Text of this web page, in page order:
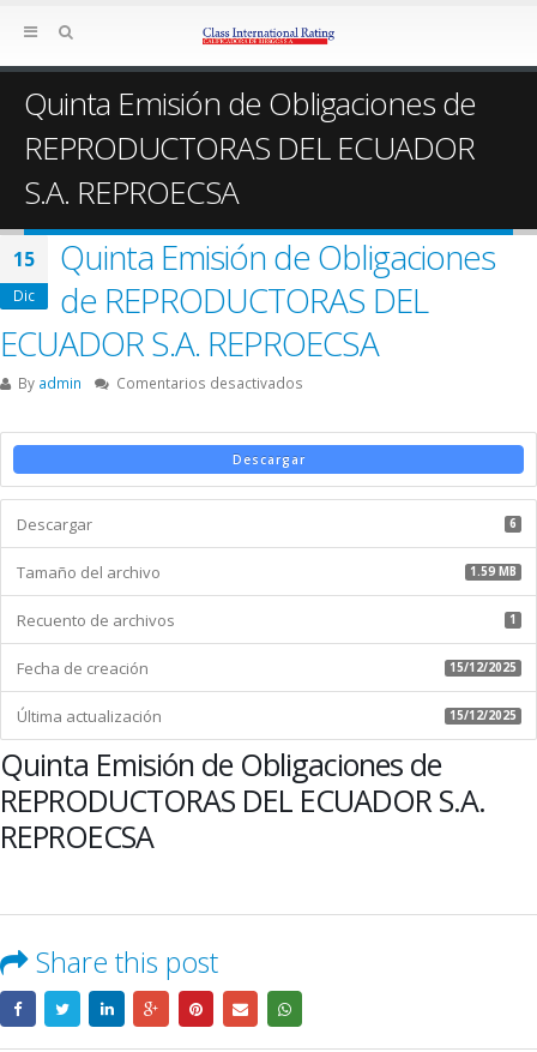
Quinta Emisión de Obligaciones de
REPRODUCTORAS DEL ECUADOR
S.A. REPROECSA
15
Dic
Quinta Emisión de Obligaciones
de REPRODUCTORAS DEL
ECUADOR S.A. REPROECSA
By admin Comentarios desactivados
Emisión
de
Obligaciones
de
DEL
S.A.
Descargar
Descargar 6
Tamaño del archivo 1.59 MB
Recuento de archivos 1
Fecha de creación 15/12/2025
Última actualización 15/12/2025
Quinta Emisión de Obligaciones de
REPRODUCTORAS DEL ECUADOR S.A.
REPROECSA
Share this post